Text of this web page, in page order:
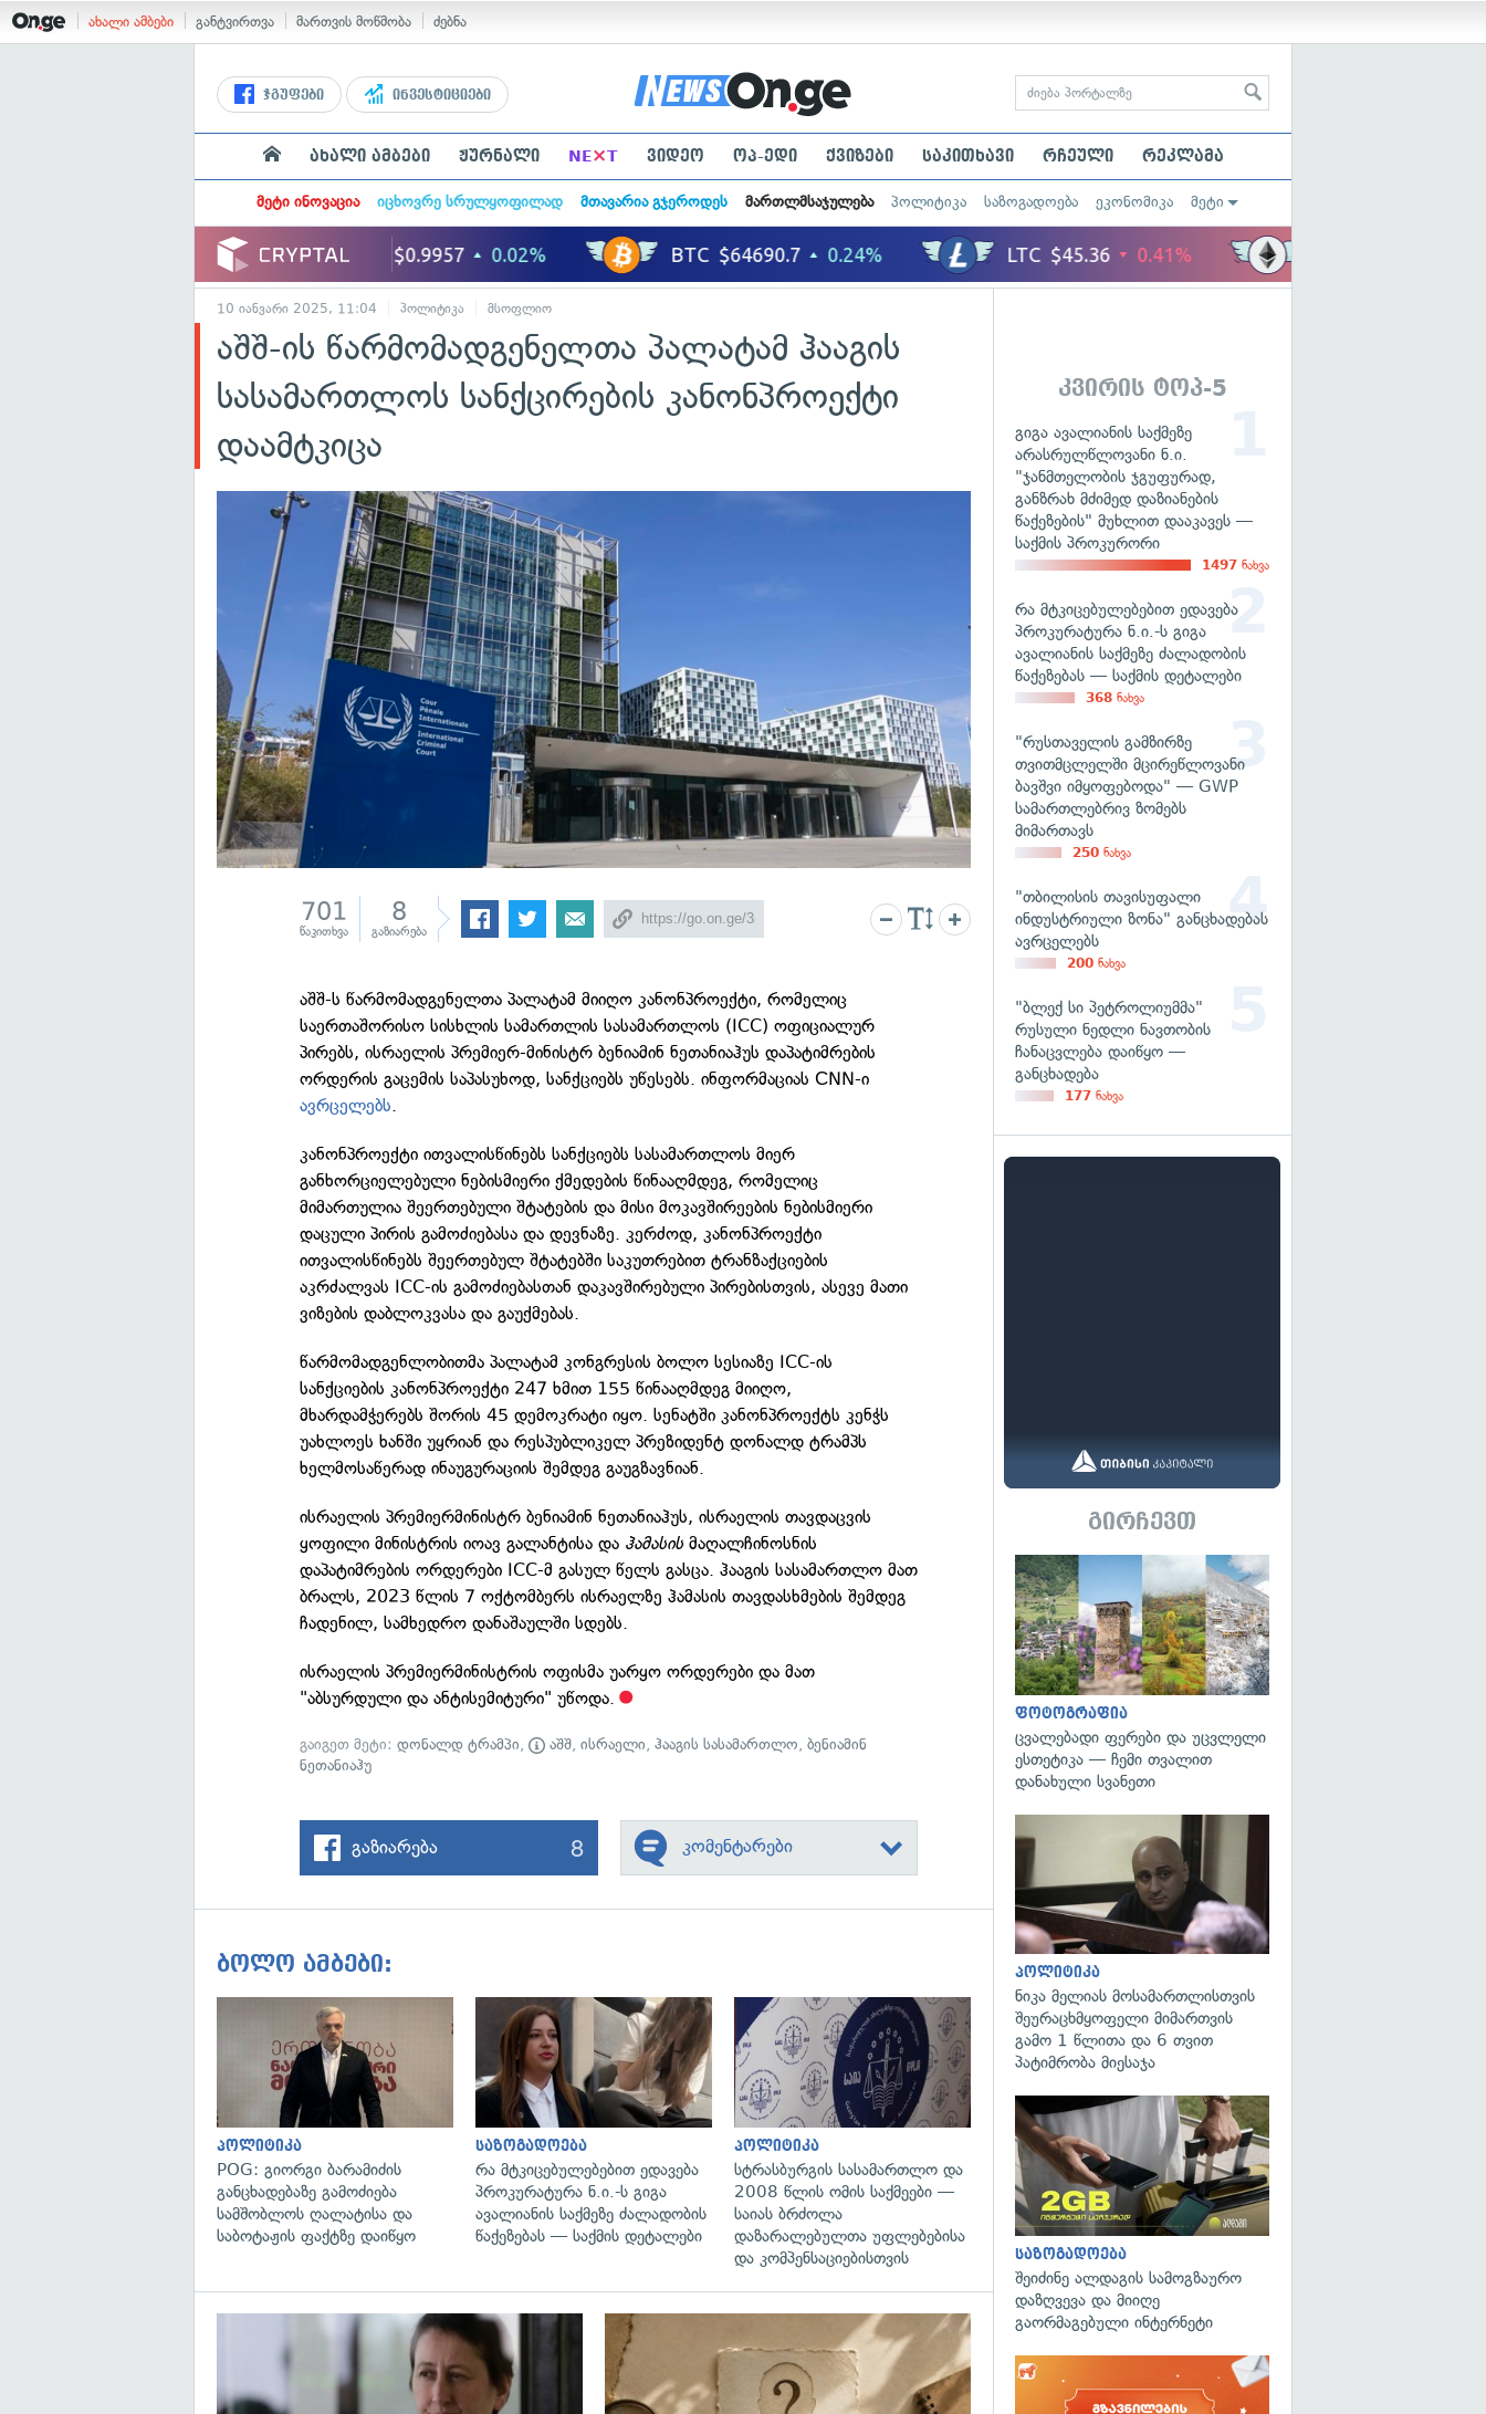
ახალი ამბები განტვირთვა მართვის მოწმობა ძებნა
ჯგუფები ინვესტიციები
ახალი ამბები ჟურნალი NE×T ვიდეო ოპ-ედი ქვიზები საკითხავი რჩეული რეკლამა
მეტი ინოვაცია იცხოვრე სრულყოფილად მთავარია გჯეროდეს მართლმსაჯულება პოლიტიკა საზოგადოება ეკონომიკა მეტი
10 იანვარი 2025, 11:04 პოლიტიკა მსოფლიო
აშშ-ის წარმომადგენელთა პალატამ ჰააგის
სასამართლოს სანქცირების კანონპროექტი
დაამტკიცა
701
წაკითხვა
8
გაზიარება
აშშ-ს წარმომადგენელთა პალატამ მიიღო კანონპროექტი, რომელიც
საერთაშორისო სისხლის სამართლის სასამართლოს (ICC) ოფიციალურ
პირებს, ისრაელის პრემიერ-მინისტრ ბენიამინ ნეთანიაჰუს დაპატიმრების
ორდერის გაცემის საპასუხოდ, სანქციებს უწესებს. ინფორმაციას СNN-ი
ავრცელებს.
კანონპროექტი ითვალისწინებს სანქციებს სასამართლოს მიერ
განხორციელებული ნებისმიერი ქმედების წინააღმდეგ, რომელიც
მიმართულია შეერთებული შტატების და მისი მოკავშირეების ნებისმიერი
დაცული პირის გამოძიებასა და დევნაზე. კერძოდ, კანონპროექტი
ითვალისწინებს შეერთებულ შტატებში საკუთრებით ტრანზაქციების
აკრძალვას ICC-ის გამოძიებასთან დაკავშირებული პირებისთვის, ასევე მათი
ვიზების დაბლოკვასა და გაუქმებას.
წარმომადგენლობითმა პალატამ კონგრესის ბოლო სესიაზე ICC-ის
სანქციების კანონპროექტი 247 ხმით 155 წინააღმდეგ მიიღო,
მხარდამჭერებს შორის 45 დემოკრატი იყო. სენატში კანონპროექტს კენჭს
უახლოეს ხანში უყრიან და რესპუბლიკელ პრეზიდენტ დონალდ ტრამპს
ხელმოსაწერად ინაუგურაციის შემდეგ გაუგზავნიან.
ისრაელის პრემიერმინისტრ ბენიამინ ნეთანიაჰუს, ისრაელის თავდაცვის
ყოფილი მინისტრის იოავ გალანტისა და ჰამასისმაღალჩინოსნის
დაპატიმრების ორდერები ICC-მ გასულ წელს გასცა. ჰააგის სასამართლო მათ
ბრალს, 2023 წლის 7 ოქტომბერს ისრაელზე ჰამასის თავდასხმების შემდეგ
ჩადენილ, სამხედრო დანაშაულში სდებს.
ისრაელის პრემიერმინისტრის ოფისმა უარყო ორდერები და მათ
"აბსურდული და ანტისემიტური" უწოდა.
გაიგეთ მეტი:დონალდ ტრამპი, აშშ,ისრაელი,ჰააგის სასამართლო,ბენიამინ
ნეთანიაჰუ
გაზიარება 8 კომენტარები
ბოლო ამბები:
გადახედვა
პოლიტიკა
POG: გიორგი ბარამიძის
განცხადებაზე გამოძიება
სამშობლოს ღალატისა და
საბოტაჟის ფაქტზე დაიწყო
გადახედვა
საზოგადოება
რა მტკიცებულებებით ედავება
პროკურატურა ნ.ი.-ს გიგა
ავალიანის საქმეზე ძალადობის
წაქეზებას — საქმის დეტალები
გადახედვა
პოლიტიკა
სტრასბურგის სასამართლო და
2008 წლის ომის საქმეები —
საიას ბრძოლა
დაზარალებულთა უფლებებისა
და კომპენსაციებისთვის
გადახედვა
კვირის ტოპ-5
გიგა ავალიანის საქმეზე
არასრულწლოვანი ნ.ი.
"ჯანმთელობის ჯგუფურად,
განზრახ მძიმედ დაზიანების
წაქეზების" მუხლით დააკავეს —
საქმის პროკურორი
1497 ნახვა
რა მტკიცებულებებით ედავება
პროკურატურა ნ.ი.-ს გიგა
ავალიანის საქმეზე ძალადობის
წაქეზებას — საქმის დეტალები
368 ნახვა
"რუსთაველის გამზირზე
თვითმცლელში მცირეწლოვანი
ბავშვი იმყოფებოდა" — GWP
სამართლებრივ ზომებს
მიმართავს
250 ნახვა
"თბილისის თავისუფალი
ინდუსტრიული ზონა" განცხადებას
ავრცელებს
200 ნახვა
"ბლექ სი პეტროლიუმმა"
რუსული ნედლი ნავთობის
ჩანაცვლება დაიწყო —
განცხადება
177 ნახვა
გირჩევთ
ფოტოგრაფია
ცვალებადი ფერები და უცვლელი
ესთეტიკა — ჩემი თვალით
დანახული სვანეთი
პოლიტიკა
ნიკა მელიას მოსამართლისთვის
შეურაცხმყოფელი მიმართვის
გამო 1 წლითა და 6 თვით
პატიმრობა მიესაჯა
საზოგადოება
შეიძინე ალდაგის სამოგზაურო
დაზღვევა და მიიღე
გაორმაგებული ინტერნეტი